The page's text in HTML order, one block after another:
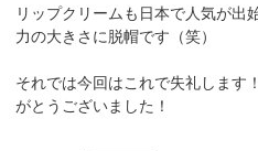
リップクリームも日本で人気が出
力の大きさに脱帽です（笑）
それでは今回はこれで失礼します
がとうございました！